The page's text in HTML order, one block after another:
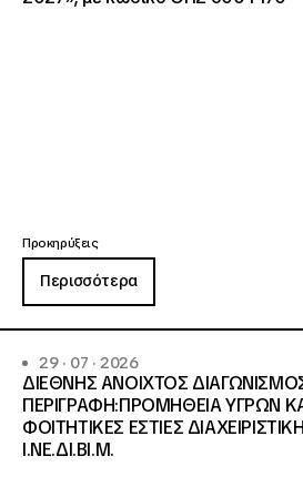
Προκηρύξεις
Περισσότερα
29 · 07 · 2026
ΔΙΕΘΝΗΣ ΑΝΟΙΧΤΟΣ
ΠΕΡΙΓΡΑΦΗ:ΠΡΟΜΗΘΕΙΑ ΥΓΡΩΝ
ΦΟΙΤΗΤΙΚΕΣ ΕΣΤΙΕΣ
Ι.ΝΕ.ΔΙ.ΒΙ.Μ.